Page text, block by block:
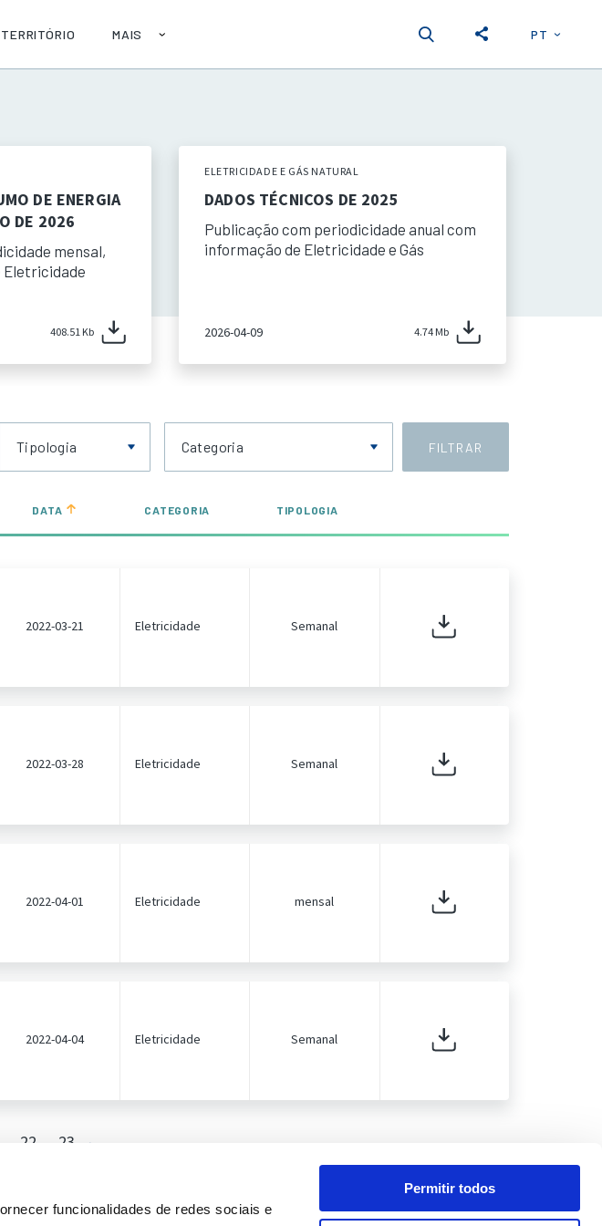
funcionalidades de redes sociais e
Permitir todos
TERRITÓRIO MAIS
PT
DE ENERGIA
DE 2026
mensal,
Eletricidade
408.51 Kb
ELETRICIDADE E GÁS NATURAL
DADOS TÉCNICOS DE 2025
Publicação com periodicidade anual com
informação de Eletricidade e Gás
2026-04-09 4.74 Mb
Tipologia Categoria FILTRAR
DATA CATEGORIA TIPOLOGIA
2022-03-21 Eletricidade Semanal
2022-03-28 Eletricidade Semanal
2022-04-01 Eletricidade mensal
2022-04-04 Eletricidade Semanal
22 23